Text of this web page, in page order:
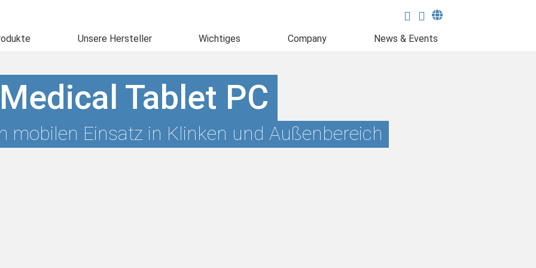
Unsere Hersteller Wichtiges Company News & Events
Medical Tablet PC
mobilen Einsatz in Klinken und Außenbereich